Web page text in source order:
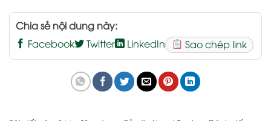
Chia sẻ nội dung này:
Facebook
Twitter LinkedIn Sao chép link